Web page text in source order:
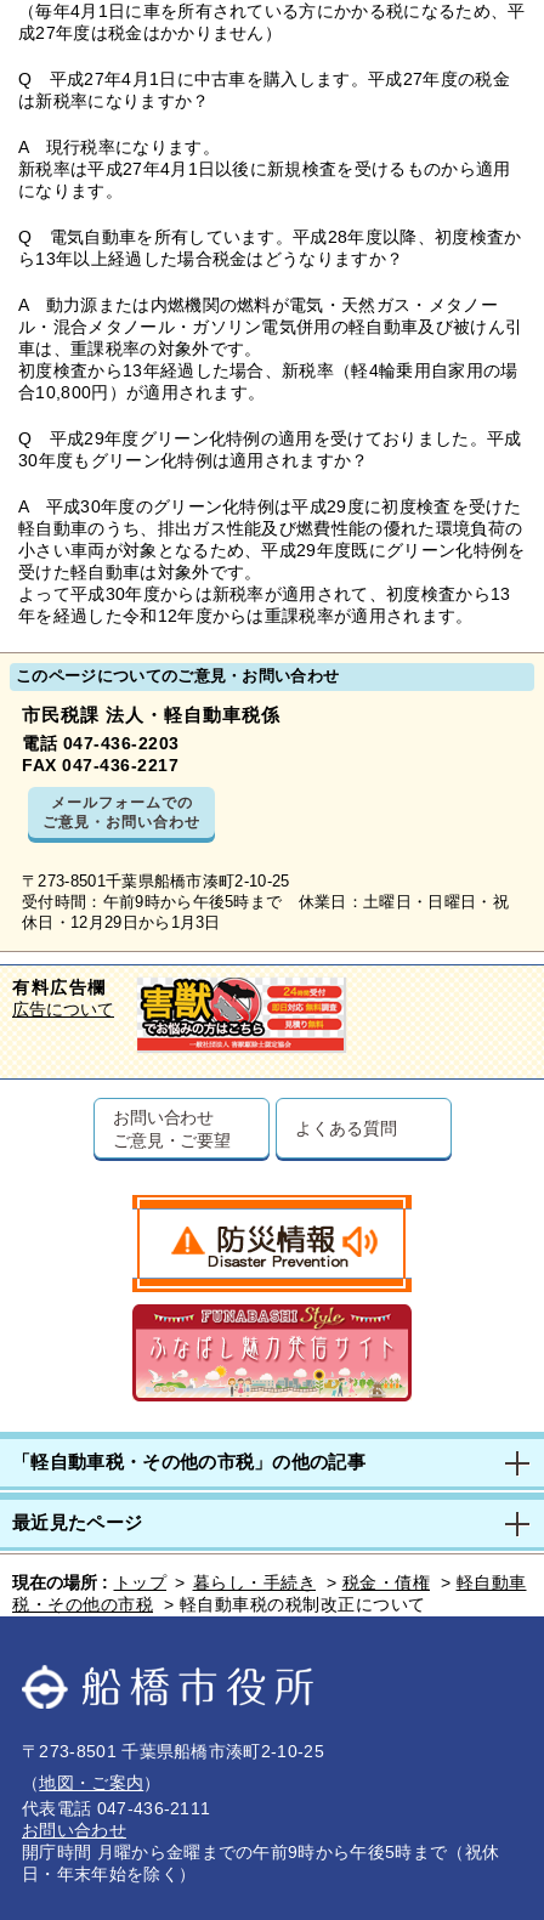
（毎年4月1日に車を所有されている方にかかる税になるため、平
成27年度は税金はかかりません）
Q 平成27年4月1日に中古車を購入します。平成27年度の税金
は新税率になりますか？
A 現行税率になります。
新税率は平成27年4月1日以後に新規検査を受けるものから適用
になります。
Q 電気自動車を所有しています。平成28年度以降、初度検査か
ら13年以上経過した場合税金はどうなりますか？
A 動力源または内燃機関の燃料が電気・天然ガス・メタノー
ル・混合メタノール・ガソリン電気併用の軽自動車及び被けん引
車は、重課税率の対象外です。
初度検査から13年経過した場合、新税率（軽4輪乗用自家用の場
合10,800円）が適用されます。
Q 平成29年度グリーン化特例の適用を受けておりました。平成
30年度もグリーン化特例は適用されますか？
A 平成30年度のグリーン化特例は平成29度に初度検査を受けた
軽自動車のうち、排出ガス性能及び燃費性能の優れた環境負荷の
小さい車両が対象となるため、平成29年度既にグリーン化特例を
受けた軽自動車は対象外です。
よって平成30年度からは新税率が適用されて、初度検査から13
年を経過した令和12年度からは重課税率が適用されます。
このページについてのご意見・お問い合わせ
市民税課 法人・軽自動車税係
電話 047-436-2203
FAX 047-436-2217
メールフォームでの
ご意見・お問い合わせ
〒273-8501千葉県船橋市湊町2-10-25
受付時間：午前9時から午後5時まで 休業日：土曜日・日曜日・祝
休日・12月29日から1月3日
有料広告欄
広告について
お問い合わせ
ご意見・ご要望
よくある質問
「軽自動車税・その他の市税」の他の記事
最近見たページ
現在の場所 : トップ > 暮らし・手続き > 税金・債権 > 軽自動車
税・その他の市税 > 軽自動車税の税制改正について
〒273-8501 千葉県船橋市湊町2-10-25
（地図・ご案内）
代表電話 047-436-2111
お問い合わせ
開庁時間 月曜から金曜までの午前9時から午後5時まで（祝休
日・年末年始を除く）